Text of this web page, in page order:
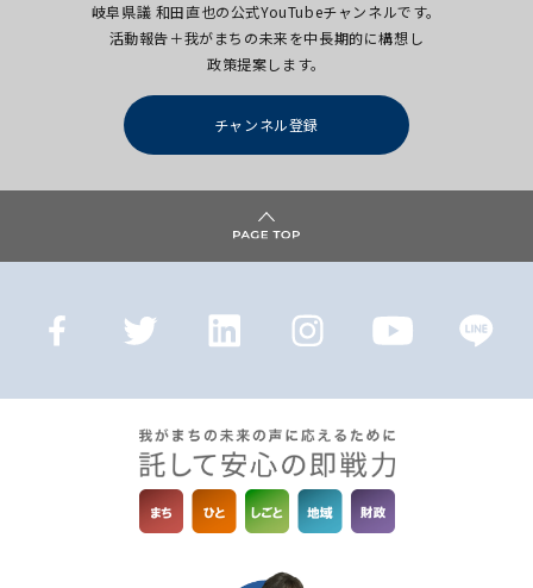
岐阜県議 和田直也の公式YouTubeチャンネルです。
活動報告＋我がまちの未来を中長期的に構想し
政策提案します。
チャンネル登録